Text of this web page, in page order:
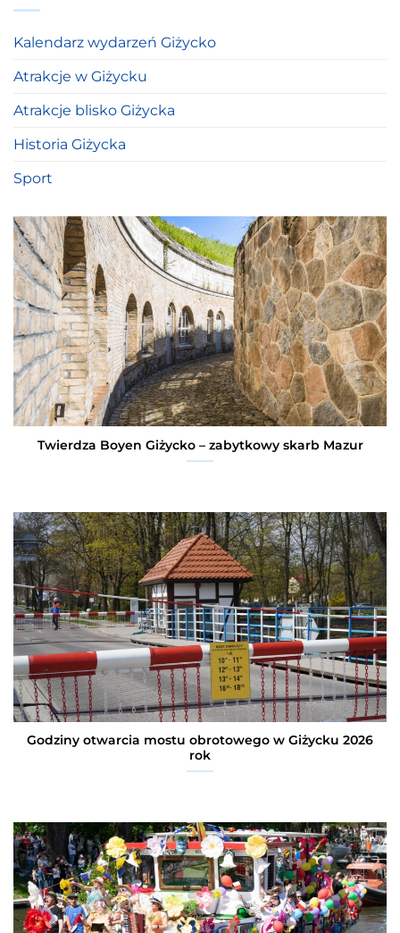
Kalendarz wydarzeń Giżycko
Atrakcje w Giżycku
Atrakcje blisko Giżycka
Historia Giżycka
Sport
Twierdza Boyen Giżycko – zabytkowy skarb Mazur
Godziny otwarcia mostu obrotowego w Giżycku 2026
rok